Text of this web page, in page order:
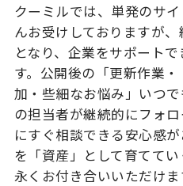
クーミルでは、単発のサ
んお受けしておりますが
となり、企業をサポート
す。公開後の「更新作業
加・些細なお悩み」いつ
の担当者が継続的にフォ
にすぐ相談できる安心感
を「資産」として育てて
永くお付き合いいただけま